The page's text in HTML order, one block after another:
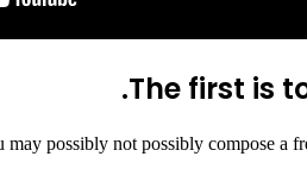
The first is
possibly not possibly compose a